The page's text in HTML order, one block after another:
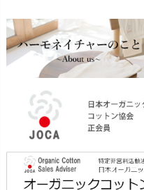
FAXでのご注文
お問い合わせchevron_right